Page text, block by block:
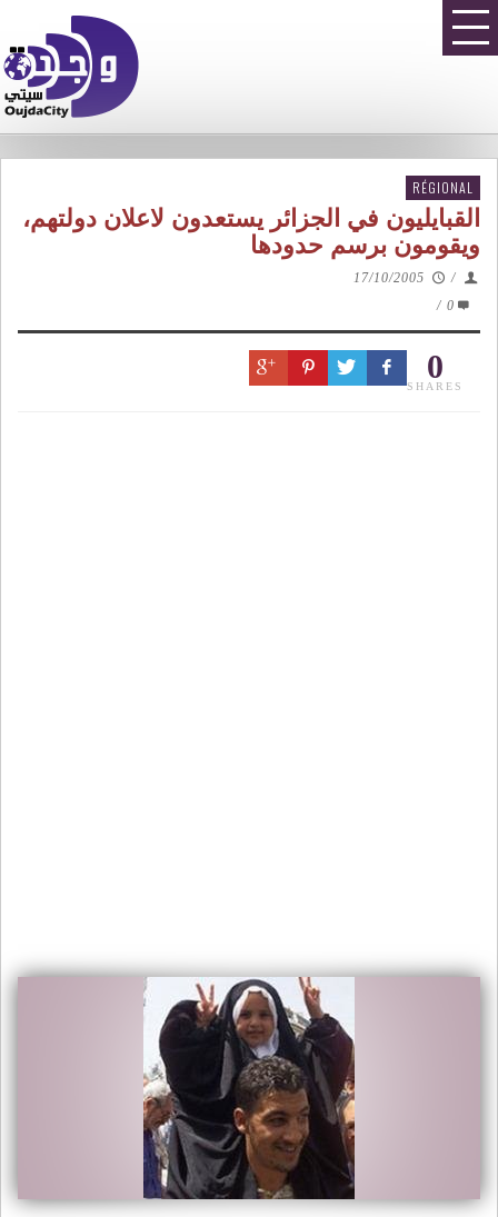
RÉGIONAL
القبايليون في الجزائر يستعدون لاعلان دولتهم،
ويقومون برسم حدودها
/
17/10/2005
0
/
0
SHARES